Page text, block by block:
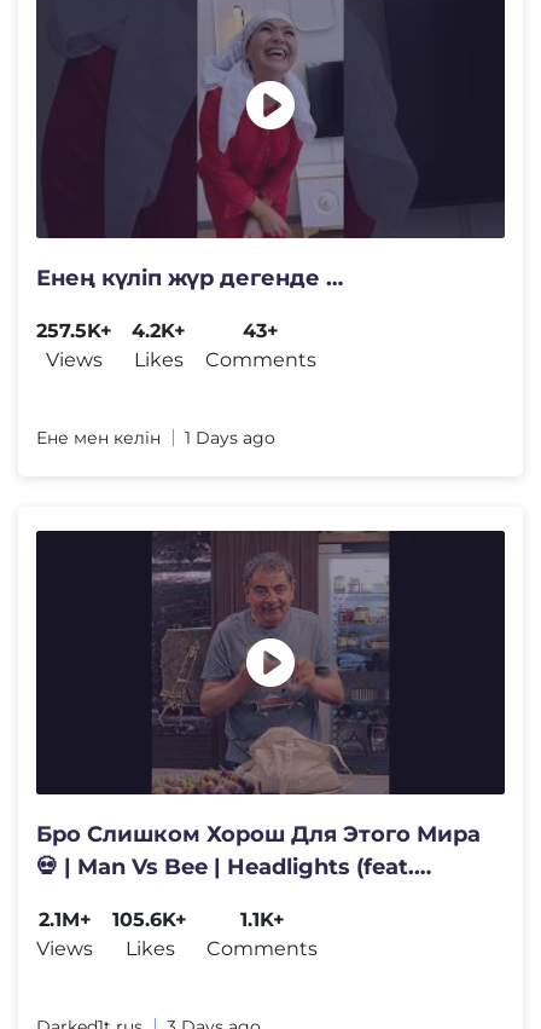
Енең күліп жүр дегенде …
257.5K+
Views
4.2K+
Likes
43+
Comments
Ене мен келін 1 Days ago
Бро Слишком Хорош Для Этого Мира
💀 | Man Vs Bee | Headlights (feat.
2.1M+
Views
105.6K+
Likes
1.1K+
Comments